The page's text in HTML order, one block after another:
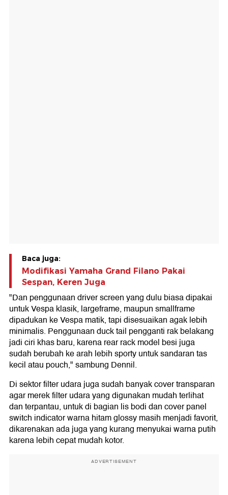
Baca juga:
Modifikasi Yamaha Grand Filano Pakai
Sespan, Keren Juga
"Dan penggunaan driver screen yang dulu biasa dipakai
untuk Vespa klasik, largeframe, maupun smallframe
dipadukan ke Vespa matik, tapi disesuaikan agak lebih
minimalis. Penggunaan duck tail pengganti rak belakang
jadi ciri khas baru, karena rear rack model besi juga
sudah berubah ke arah lebih sporty untuk sandaran tas
kecil atau pouch," sambung Dennil.
Di sektor filter udara juga sudah banyak cover transparan
agar merek filter udara yang digunakan mudah terlihat
dan terpantau, untuk di bagian lis bodi dan cover panel
switch indicator warna hitam glossy masih menjadi favorit,
dikarenakan ada juga yang kurang menyukai warna putih
karena lebih cepat mudah kotor.
ADVERTISEMENT